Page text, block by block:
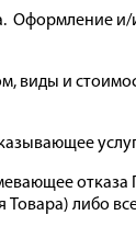
виды и
либо